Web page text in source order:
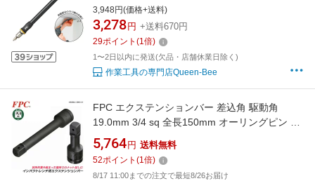
部 際部 ネジ締め 強力型 エクステンションバー
狭所作業 自動車 ハイトルク対応 高張力インナ
ーワイヤー内蔵 日本製 AFS-300 兼古製作所
3,948円(価格+送料)
3,278 円 +送料670円
29ポイント (1倍)
1〜2日以内に発送(欠品・店舗休業日除く)
作業工具の専門店Queen-Bee
FPC エクステンションバー 差込角 駆動角
19.0mm 3/4 sq 全長150mm オーリングピン イ
ンパクト用 奥深い 狭い 届かない 外す 脱着 建
築 機械 鉄骨 エアー 設備 自動車 整備 日本製
3/4WETB-150 フラッシュツール
5,764 円 送料無料
52ポイント (1倍)
8/17 11:00までの注文で最短8/26お届け